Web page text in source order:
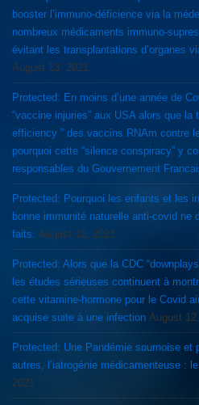
booster l’immuno-déficience via la
nombreux médicaments immuno-
évitant les transplantations d’organes
August 13, 2021
Protected: En moins d’une année de
“vaccine injuries” aux USA alors que la
efficiency ” des vaccins RNAm contre
pourquoi cette “silence conspiracy” y
responsables du Gouvernement
Protected: Pourquoi les enfants et les
bonne immunité naturelle anti-covid ne
faits.
August 12, 2021
Protected: Alors que la CDC
les études sérieuses continuent à
cette vitamine-hormone pour le Covid
acquise suite à une infection August
Protected: Une Pandémie sournoise et
autres, l’iatrogénie médicamenteuse :
2021